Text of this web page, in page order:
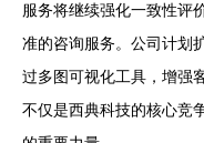
服务将继续强化一致性评
准的咨询服务。公司计划
过多图可视化工具，增强
不仅是西典科技的核心竞